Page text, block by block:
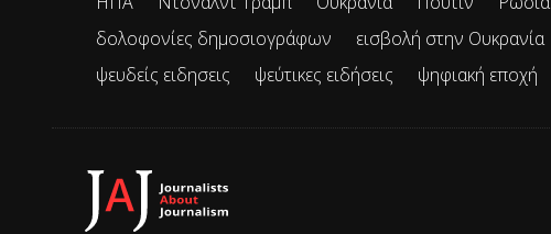
δολοφονίες δημοσιογράφων
εισβολή στην Ουκρανία
ψευδείς ειδησεις
ψεύτικες ειδήσεις ψηφιακή εποχή